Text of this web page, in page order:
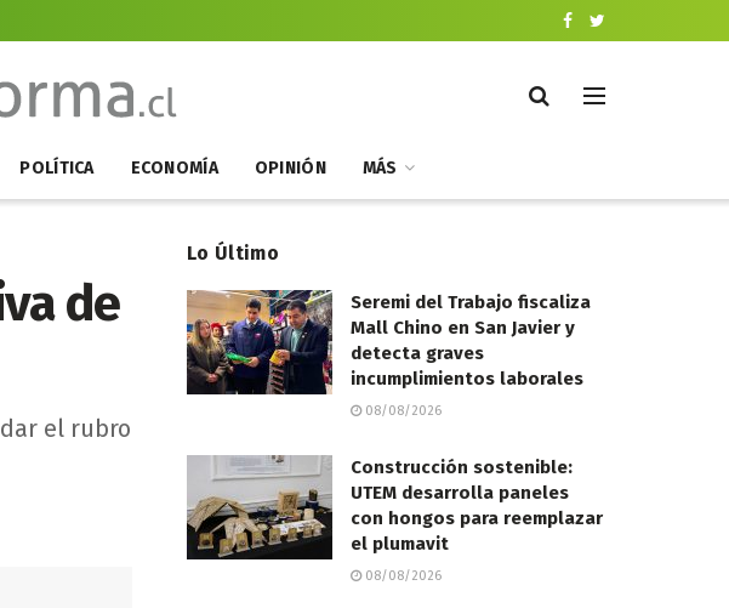
POLÍTICA ECONOMÍA OPINIÓN MÁS
de
el rubro
Lo Último
Seremi del Trabajo fiscaliza
Mall Chino en San Javier y
detecta graves
incumplimientos laborales
08/08/2026
Construcción sostenible:
UTEM desarrolla paneles
con hongos para reemplazar
el plumavit
08/08/2026